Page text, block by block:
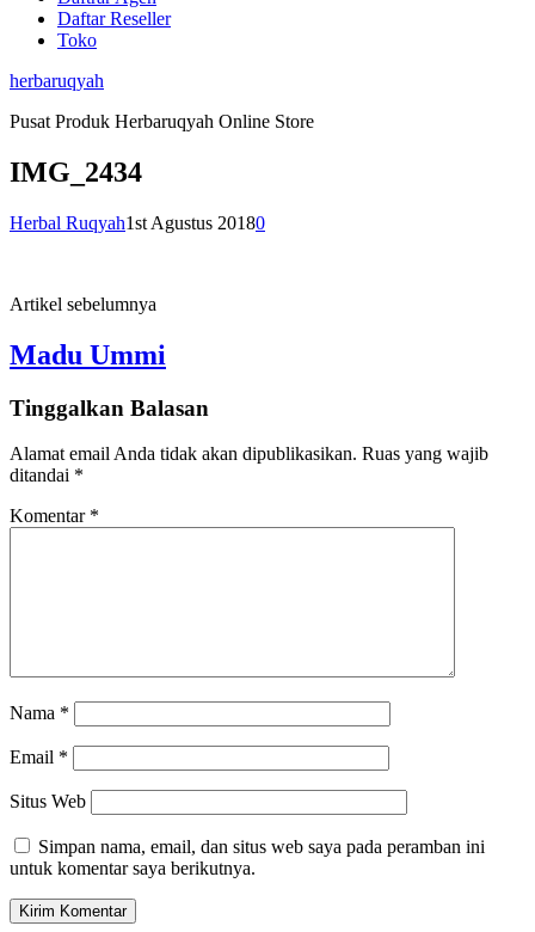
Daftar Reseller
Toko
herbaruqyah
Pusat Produk Herbaruqyah Online Store
IMG_2434
Herbal Ruqyah1st Agustus 20180
Artikel sebelumnya
Madu Ummi
Tinggalkan Balasan
Alamat email Anda tidak akan dipublikasikan. Ruas yang wajib
ditandai *
Komentar *
Nama *
Email *
Situs Web
Simpan nama, email, dan situs web saya pada peramban ini
untuk komentar saya berikutnya.